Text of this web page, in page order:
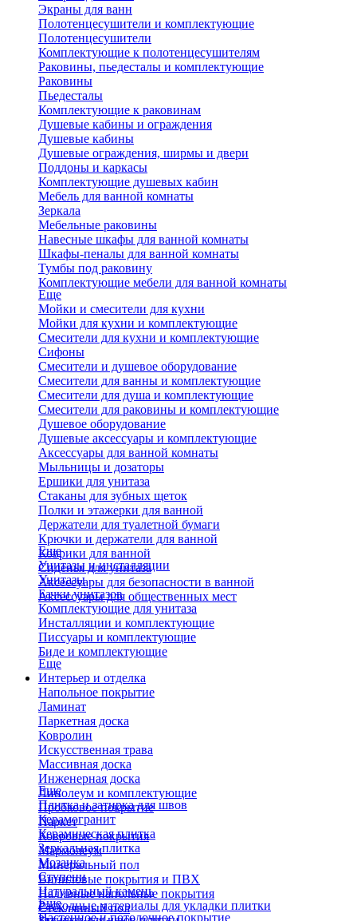
Экраны для ванн
Полотенцесушители и комплектующие
Полотенцесушители
Комплектующие к полотенцесушителям
Раковины, пьедесталы и комплектующие
Раковины
Пьедесталы
Комплектующие к раковинам
Душевые кабины и ограждения
Душевые кабины
Душевые ограждения, ширмы и двери
Поддоны и каркасы
Комплектующие душевых кабин
Мебель для ванной комнаты
Зеркала
Мебельные раковины
Навесные шкафы для ванной комнаты
Шкафы-пеналы для ванной комнаты
Тумбы под раковину
Комплектующие мебели для ванной комнаты
Еще
Мойки и смесители для кухни
Мойки для кухни и комплектующие
Смесители для кухни и комплектующие
Сифоны
Смесители и душевое оборудование
Смесители для ванны и комплектующие
Смесители для душа и комплектующие
Смесители для раковины и комплектующие
Душевое оборудование
Душевые аксессуары и комплектующие
Аксессуары для ванной комнаты
Мыльницы и дозаторы
Ершики для унитаза
Стаканы для зубных щеток
Полки и этажерки для ванной
Держатели для туалетной бумаги
Крючки и держатели для ванной
Коврики для ванной
Сиденья для унитаза
Аксессуары для безопасности в ванной
Аксессуары для общественных мест
Еще
Унитазы и инсталляции
Унитазы
Бачки унитазов
Комплектующие для унитаза
Инсталляции и комплектующие
Писсуары и комплектующие
Биде и комплектующие
Еще
Интерьер и отделка
Напольное покрытие
Ламинат
Паркетная доска
Ковролин
Искусственная трава
Массивная доска
Инженерная доска
Линолеум и комплектующие
Пробковое покрытие
Паркет
Ковровые покрытия
Мармолеум
Минеральный пол
Виниловые покрытия и ПВХ
Наливные напольные покрытия
Стеклянный пол
Еще
Плитка и затирка для швов
Керамогранит
Керамическая плитка
Зеркальная плитка
Мозаика
Ступени
Натуральный камень
Расходные материалы для укладки плитки
Еще
Настенное и потолочное покрытие